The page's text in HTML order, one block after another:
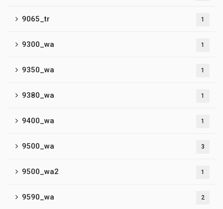
9065_tr 1
9300_wa 1
9350_wa 1
9380_wa 1
9400_wa 1
9500_wa 3
9500_wa2 1
9590_wa 2